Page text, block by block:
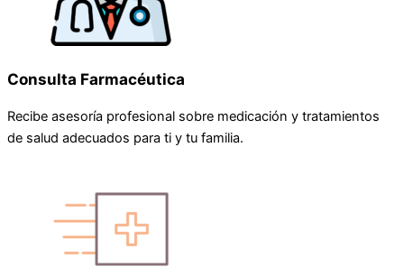
Consulta Farmacéutica
Recibe asesoría profesional sobre medicación y tratamientos
de salud adecuados para ti y tu familia.